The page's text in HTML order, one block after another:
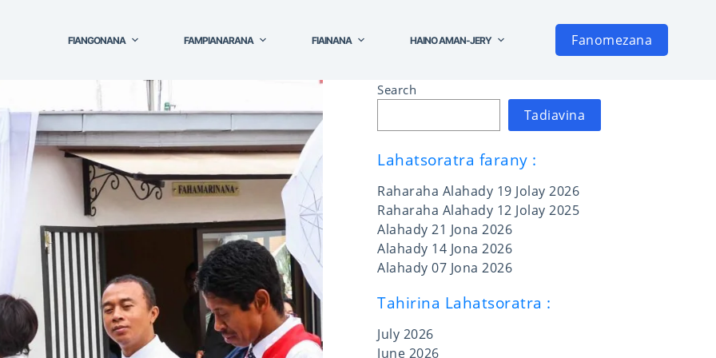
FIANGONANA FAMPIANARANA FIAINANA HAINO AMAN-JERY Fanomezana
Search
Tadiavina
Lahatsoratra farany :
Raharaha Alahady 19 Jolay 2026
Raharaha Alahady 12 Jolay 2025
Alahady 21 Jona 2026
Alahady 14 Jona 2026
Alahady 07 Jona 2026
Tahirina Lahatsoratra :
July 2026
June 2026